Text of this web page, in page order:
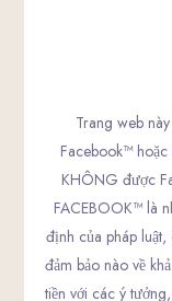
Trang web
Facebook™
KHÔNG được
FACEBOOK™ là
định của pháp
đảm bảo nào về
tiền với các ý